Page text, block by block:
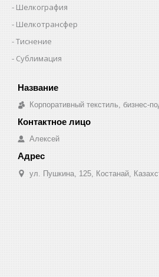
Шелкография
Шелкотрансфер
Тиснение
Сублимация
Корпоративный текстиль, бизнес-
Алексей
ул. Пушкина, 125, Костанай,